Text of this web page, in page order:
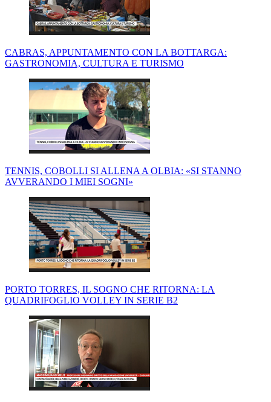
CABRAS, APPUNTAMENTO CON LA BOTTARGA:
GASTRONOMIA, CULTURA E TURISMO
TENNIS, COBOLLI SI ALLENA A OLBIA: «SI STANNO
AVVERANDO I MIEI SOGNI»
PORTO TORRES, IL SOGNO CHE RITORNA: LA
QUADRIFOGLIO VOLLEY IN SERIE B2